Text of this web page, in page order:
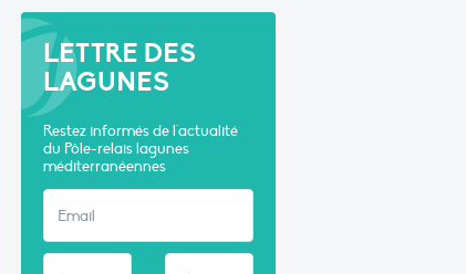
LETTRE DES
LAGUNES
Restez informés de l'actualité
du Pôle-relais lagunes
méditerranéennes